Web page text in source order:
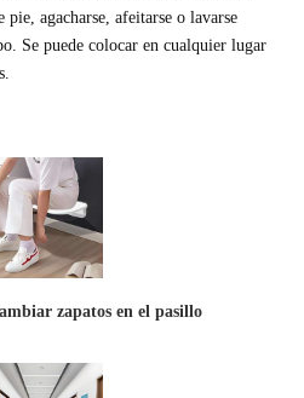
agacharse, afeitarse o lavarse
Se puede colocar en cualquier lugar
zapatos en el pasillo